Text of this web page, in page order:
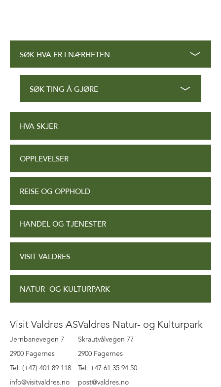
SØK HVA ER I NÆRHETEN
SØK TING Å GJØRE
HVA SKJER
OPPLEVELSER
REISE OG OPPHOLD
HANDEL OG TJENESTER
VISIT VALDRES
NATUR- OG KULTURPARK
Visit Valdres AS
Jernbanevegen 7
2900 Fagernes
Tel: (+47) 401 89 118
info@visitvaldres.no
Valdres Natur- og Kulturpark
Skrautvålvegen 77
2900 Fagernes
Tel: +47 61 35 94 50
post@valdres.no